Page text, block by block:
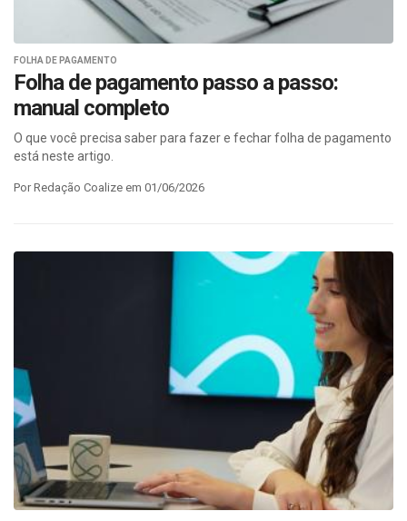
FOLHA DE PAGAMENTO
Folha de pagamento passo a passo:
manual completo
O que você precisa saber para fazer e fechar folha de pagamento
está neste artigo.
Por Redação Coalize em 01/06/2026